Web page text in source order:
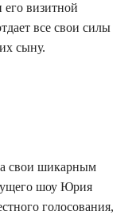
визитной
все свои силы
сыну.
свои шикарным
шоу Юрия
голосования,